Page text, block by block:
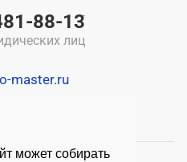
может собирать
88-13
лиц
master.ru